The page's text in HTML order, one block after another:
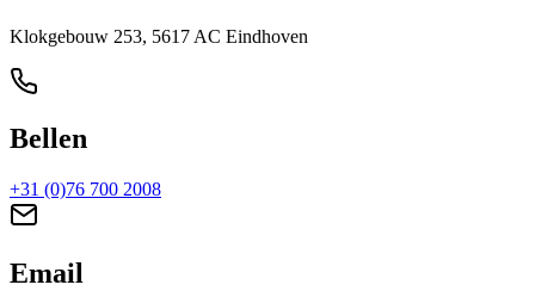
Klokgebouw 253, 5617 AC Eindhoven
Bellen
+31 (0)76 700 2008
Email